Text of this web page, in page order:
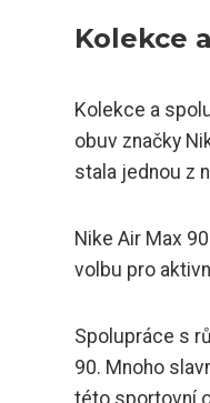
Kolekce
Kolekce a
obuv značky
stala jednou z
Nike Air Max
volbu pro
Spolupráce s
90. Mnoho
této sportovní